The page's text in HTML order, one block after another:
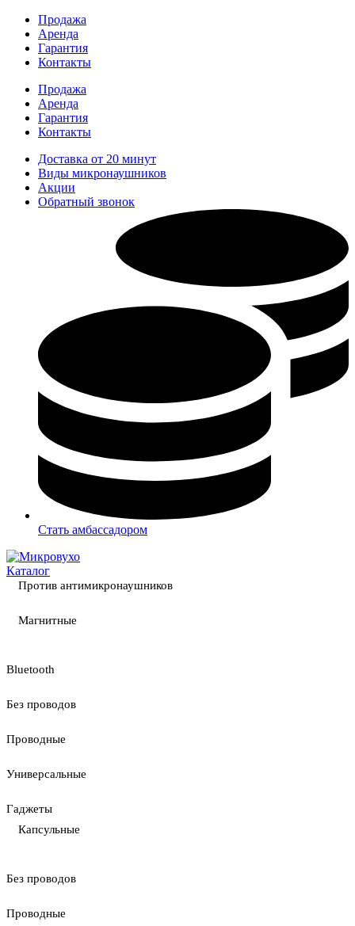
Перейти
содержимому
Продажа
Аренда
Гарантия
Контакты
Продажа
Аренда
Гарантия
Контакты
Доставка от 20 минут
Виды микронаушников
Акции
Обратный звонок
Стать амбассадором
Каталог
Против антимикронаушников
Магнитные
Bluetooth
Без проводов
Проводные
Универсальные
Гаджеты
Капсульные
Без проводов
Проводные